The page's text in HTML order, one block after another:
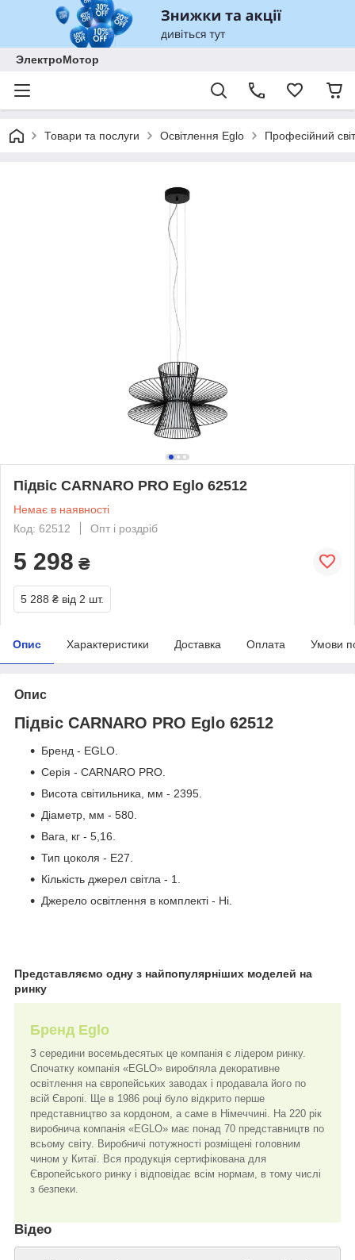
ЭлектроМотор
Товари та послуги Освітлення Eglo Професійний
Підвіс CARNARO PRO Eglo 62512
Немає в наявності
Код: 62512
Опт і роздріб
5 298 ₴
5 288 ₴ від 2 шт.
Опис Характеристики Доставка Оплата Умови
Опис
Підвіс CARNARO PRO Eglo 62512
Бренд - EGLO.
Серія - CARNARO PRO.
Висота світильника, мм - 2395.
Діаметр, мм - 580.
Вага, кг - 5,16.
Тип цоколя - E27.
Кількість джерел світла - 1.
Джерело освітлення в комплекті - Ні.
Представляємо одну з найпопулярніших моделей на
ринку
Бренд Eglo
З середини восемьдесятых це компанія є лідером ринку.
Спочатку компанія «EGLO» виробляла декоративне
освітлення на європейських заводах і продавала його по
всій Європі. Ще в 1986 році було відкрито перше
представництво за кордоном, а саме в Німеччині. На 220 рік
виробнича компанія «EGLO» має понад 70 представництв по
всьому світу. Виробничі потужності розміщені головним
чином у Китаї. Вся продукція сертифікована для
Європейського ринку і відповідає всім нормам, в тому числі
з безпеки.
Відео